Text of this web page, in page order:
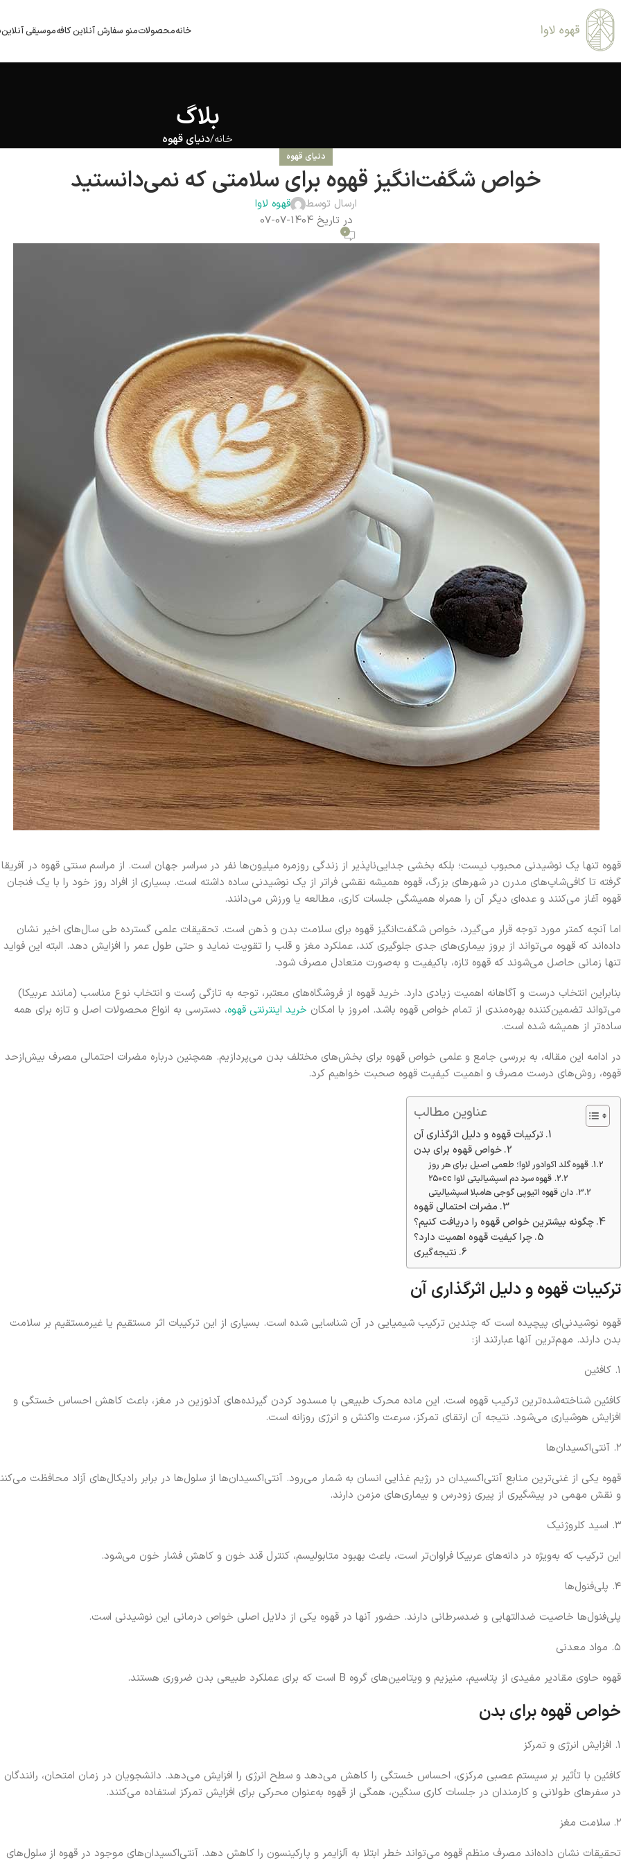
خانهمحصولاتمنو سفارش آنلاین کافهموسیقی آنلاین
بلاگ
خانه دنیای قهوه
دنیای قهوه
خواص شگفت‌انگیز قهوه برای سلامتی که نمی‌دانستید
ارسال توسط
قهوه لاوا
در تاریخ 1404-07-07
0
قهوه تنها یک نوشیدنی محبوب نیست؛ بلکه بخشی جدایی‌ناپذیر از زندگی روزمره میلیون‌ها نفر در سراسر جهان است. از مراسم سنتی قهوه در آفریقا
گرفته تا کافی‌شاپ‌های مدرن در شهرهای بزرگ، قهوه همیشه نقشی فراتر از یک نوشیدنی ساده داشته است. بسیاری از افراد روز خود را با یک فنجان
قهوه آغاز می‌کنند و عده‌ای دیگر آن را همراه همیشگی جلسات کاری، مطالعه یا ورزش می‌دانند.
اما آنچه کمتر مورد توجه قرار می‌گیرد، خواص شگفت‌انگیز قهوه برای سلامت بدن و ذهن است. تحقیقات علمی گسترده طی سال‌های اخیر نشان
داده‌اند که قهوه می‌تواند از بروز بیماری‌های جدی جلوگیری کند، عملکرد مغز و قلب را تقویت نماید و حتی طول عمر را افزایش دهد. البته این فواید
تنها زمانی حاصل می‌شوند که قهوه تازه، باکیفیت و به‌صورت متعادل مصرف شود.
بنابراین انتخاب درست و آگاهانه اهمیت زیادی دارد. خرید قهوه از فروشگاه‌های معتبر، توجه به تازگی رُست و انتخاب نوع مناسب (مانند عربیکا)
می‌تواند تضمین‌کننده بهره‌مندی از تمام خواص قهوه باشد. امروز با امکان خرید اینترنتی قهوه، دسترسی به انواع محصولات اصل و تازه برای همه
ساده‌تر از همیشه شده است.
در ادامه این مقاله، به بررسی جامع و علمی خواص قهوه برای بخش‌های مختلف بدن می‌پردازیم. همچنین درباره مضرات احتمالی مصرف بیش‌ازحد
قهوه، روش‌های درست مصرف و اهمیت کیفیت قهوه صحبت خواهیم کرد.
عناوین مطالب
ترکیبات قهوه و دلیل اثرگذاری آن
خواص قهوه برای بدن
قهوه گلد اکوادور لاوا؛ طعمی اصیل برای هر روز
قهوه سرد دم اسپشیالیتی لاوا ۲۵۰cc
دان قهوه اتیوپی گوجی هامبلا اسپشیالیتی
مضرات احتمالی قهوه
چگونه بیشترین خواص قهوه را دریافت کنیم؟
چرا کیفیت قهوه اهمیت دارد؟
نتیجه‌گیری
ترکیبات قهوه و دلیل اثرگذاری آن
قهوه نوشیدنی‌ای پیچیده است که چندین ترکیب شیمیایی در آن شناسایی شده است. بسیاری از این ترکیبات اثر مستقیم یا غیرمستقیم بر سلامت
بدن دارند. مهم‌ترین آنها عبارتند از:
۱. کافئین
کافئین شناخته‌شده‌ترین ترکیب قهوه است. این ماده محرک طبیعی با مسدود کردن گیرنده‌های آدنوزین در مغز، باعث کاهش احساس خستگی و
افزایش هوشیاری می‌شود. نتیجه آن ارتقای تمرکز، سرعت واکنش و انرژی روزانه است.
۲. آنتی‌اکسیدان‌ها
قهوه یکی از غنی‌ترین منابع آنتی‌اکسیدان در رژیم غذایی انسان به شمار می‌رود. آنتی‌اکسیدان‌ها از سلول‌ها در برابر رادیکال‌های آزاد محافظت
و نقش مهمی در پیشگیری از پیری زودرس و بیماری‌های مزمن دارند.
۳. اسید کلروژنیک
این ترکیب که به‌ویژه در دانه‌های عربیکا فراوان‌تر است، باعث بهبود متابولیسم، کنترل قند خون و کاهش فشار خون می‌شود.
۴. پلی‌فنول‌ها
پلی‌فنول‌ها خاصیت ضدالتهابی و ضدسرطانی دارند. حضور آنها در قهوه یکی از دلایل اصلی خواص درمانی این نوشیدنی است.
۵. مواد معدنی
قهوه حاوی مقادیر مفیدی از پتاسیم، منیزیم و ویتامین‌های گروه B است که برای عملکرد طبیعی بدن ضروری هستند.
خواص قهوه برای بدن
۱. افزایش انرژی و تمرکز
کافئین با تأثیر بر سیستم عصبی مرکزی، احساس خستگی را کاهش می‌دهد و سطح انرژی را افزایش می‌دهد. دانشجویان در زمان امتحان، رانندگان
در سفرهای طولانی و کارمندان در جلسات کاری سنگین، همگی از قهوه به‌عنوان محرکی برای افزایش تمرکز استفاده می‌کنند.
۲. سلامت مغز
تحقیقات نشان داده‌اند مصرف منظم قهوه می‌تواند خطر ابتلا به آلزایمر و پارکینسون را کاهش دهد. آنتی‌اکسیدان‌های موجود در قهوه از سلول‌های